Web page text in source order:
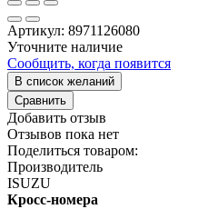
Артикул: 8971126080
Уточните наличие
Сообщить, когда появится
В список желаний
Сравнить
Добавить отзыв
Отзывов пока нет
Поделиться товаром:
Производитель
ISUZU
Кросс-номера